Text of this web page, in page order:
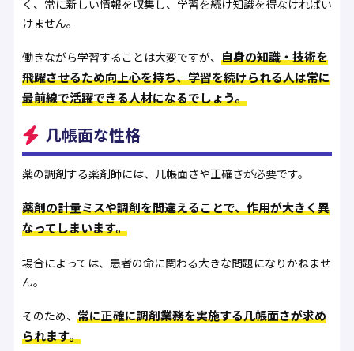
く、常に新しい情報を収集し、学習を続け知識を得なければい
けません。
働きながら学習することは大変ですが、 自身の知識・技術を
飛躍させるため向上心を持ち、学習を続けられる人は常に
最前線で活躍できる人材になるでしょう。
几帳面な性格
薬の調剤する薬剤師には、几帳面さや正確さが必要です。
薬剤の計量ミスや調剤を間違えることで、作用が大きく異
なってしまいます。
場合によっては、患者の命に関わる大きな問題になりかねませ
ん。
そのため、 常に正確に調剤業務を実施する几帳面さが求め
られます。